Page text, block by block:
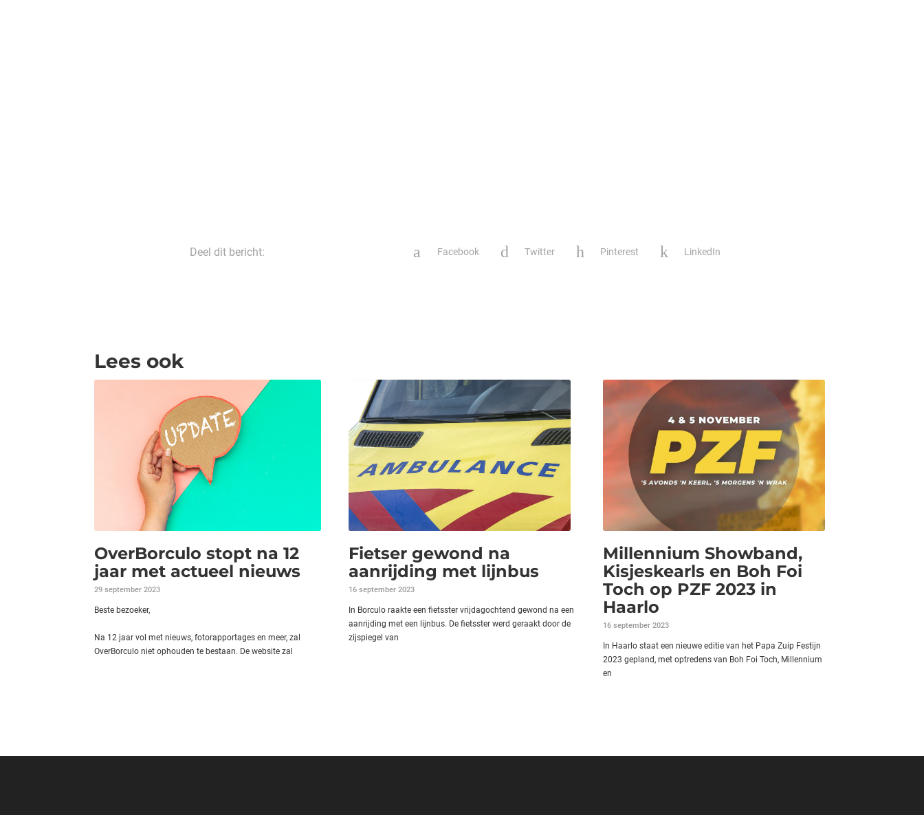
Deel dit bericht: Facebook Twitter Pinterest LinkedIn
Lees ook
OverBorculo stopt na 12
jaar met actueel nieuws
29 september 2023
Beste bezoeker,
Na 12 jaar vol met nieuws, fotorapportages en meer, zal
OverBorculo niet ophouden te bestaan. De website zal
Fietser gewond na
aanrijding met lijnbus
16 september 2023
In Borculo raakte een fietsster vrijdagochtend gewond na een
aanrijding met een lijnbus. De fietsster werd geraakt door de
zijspiegel van
Millennium Showband,
Kisjeskearls en Boh Foi
Toch op PZF 2023 in
Haarlo
16 september 2023
In Haarlo staat een nieuwe editie van het Papa Zuip Festijn
2023 gepland, met optredens van Boh Foi Toch, Millennium
en